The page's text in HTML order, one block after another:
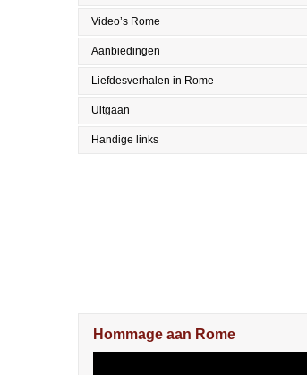
Video’s Rome
Aanbiedingen
Liefdesverhalen in Rome
Uitgaan
Handige links
Hommage aan Rome